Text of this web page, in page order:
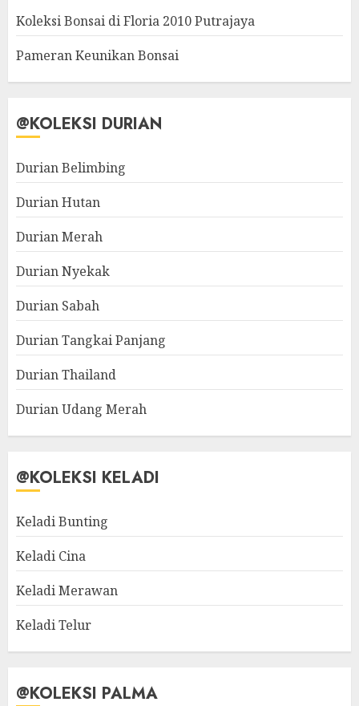
Koleksi Bonsai di Floria 2010 Putrajaya
Pameran Keunikan Bonsai
@KOLEKSI DURIAN
Durian Belimbing
Durian Hutan
Durian Merah
Durian Nyekak
Durian Sabah
Durian Tangkai Panjang
Durian Thailand
Durian Udang Merah
@KOLEKSI KELADI
Keladi Bunting
Keladi Cina
Keladi Merawan
Keladi Telur
@KOLEKSI PALMA